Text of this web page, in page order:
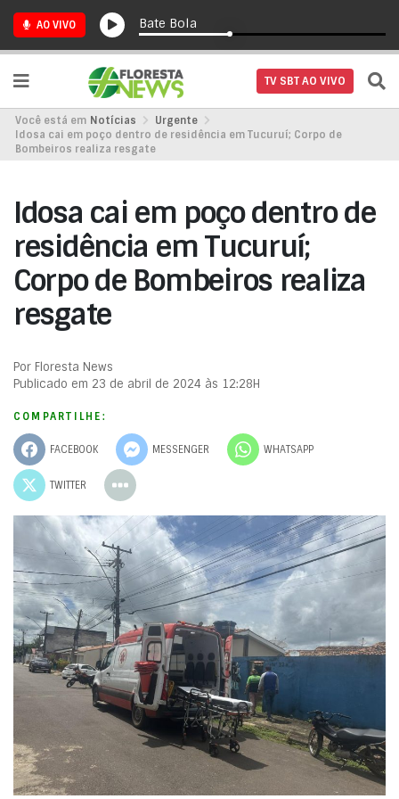
AO VIVO Bate Bola
TV SBT AO VIVO
Você está em Notícias
Urgente
Idosa cai em poço dentro de residência em Tucuruí; Corpo de
Bombeiros realiza resgate
Idosa cai em poço dentro de
residência em Tucuruí;
Corpo de Bombeiros realiza
resgate
Por Floresta News
Publicado em 23 de abril de 2024 às 12:28H
COMPARTILHE:
FACEBOOK MESSENGER WHATSAPP
TWITTER